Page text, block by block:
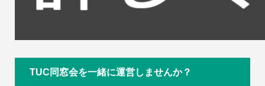
TUC同窓会を一緒に運営しませんか？